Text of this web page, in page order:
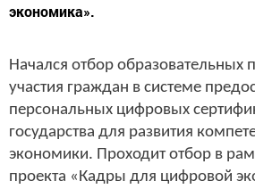
экономика».
Начался отбор образовательных
участия граждан в системе
персональных цифровых
государства для развития
экономики. Проходит отбор в
проекта «Кадры для цифровой